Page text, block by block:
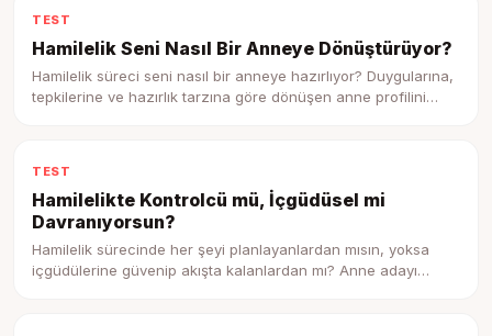
TEST
Hamilelik Seni Nasıl Bir Anneye Dönüştürüyor?
Hamilelik süreci seni nasıl bir anneye hazırlıyor? Duygularına,
tepkilerine ve hazırlık tarzına göre dönüşen anne profilini
TEST
Hamilelikte Kontrolcü mü, İçgüdüsel mi
Davranıyorsun?
Hamilelik sürecinde her şeyi planlayanlardan mısın, yoksa
içgüdülerine güvenip akışta kalanlardan mı? Anne adayı